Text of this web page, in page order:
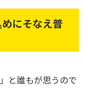
にそなえ普
と誰もが思うので